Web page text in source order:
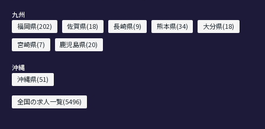
九州
福岡県(202)
佐賀県(18) 長崎県(9) 熊本県(34)
大分県(18)
宮崎県(7)
鹿児島県(20)
沖縄
沖縄県(51)
全国の求人一覧(5496)